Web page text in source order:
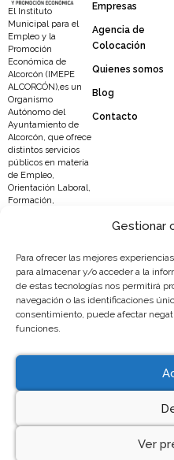
Gestionar
Para ofrecer las mejores
para almacenar y/o acceder a la
de estas tecnologías nos permitirá
navegación o las identificaciones
consentimiento, puede afectar
funciones.
Ver
El Instituto
Municipal para el
Empleo y la
Promoción
Económica de
Alcorcón (IMEPE
ALCORCÓN),es un
Organismo
Autónomo del
Ayuntamiento de
Alcorcón, que ofrece
distintos servicios
públicos en materia
de Empleo,
Orientación Laboral,
Formación,
Compromiso con el
ciudadano,
profesionalidad y
responsabilidad.
NUESTROS
VALORES TU
Empresas
Agencia de
Colocación
Quienes somos
Blog
Contacto
2025 © Todos los derechos